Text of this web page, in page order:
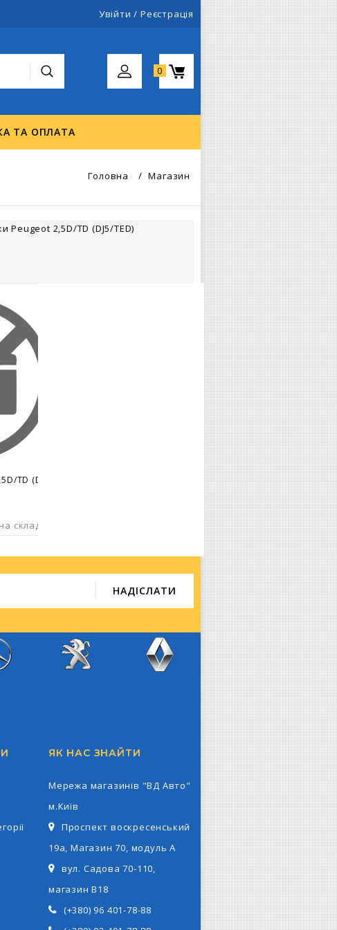
Увійти / Реєстрація
0
ТА ОПЛАТА
Головна / Магазин
Peugeot 2,5D/TD (DJ5/TED)
складі
ЯК НАС ЗНАЙТИ
Мережа магазинів "ВД Авто"
м.Київ
Проспект воскресенський
19а, Магазин 70, модуль А
вул. Садова 70-110,
магазин В18
(+380) 96 401-78-88